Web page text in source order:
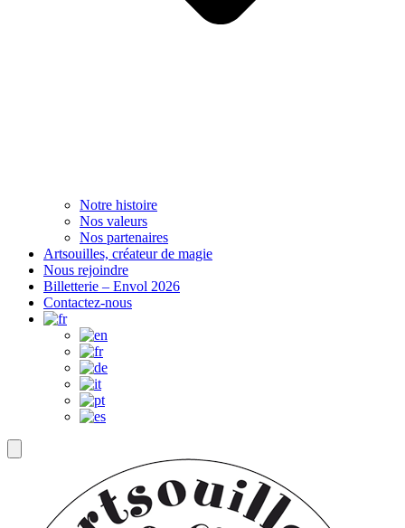
Notre histoire
Nos valeurs
Nos partenaires
Artsouilles, créateur de magie
Nous rejoindre
Billetterie – Envol 2026
Contactez-nous